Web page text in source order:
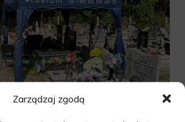
Zarządzaj zgodą